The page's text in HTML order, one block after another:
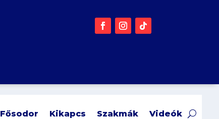
Fősodor Kikapcs Szakmák Videók